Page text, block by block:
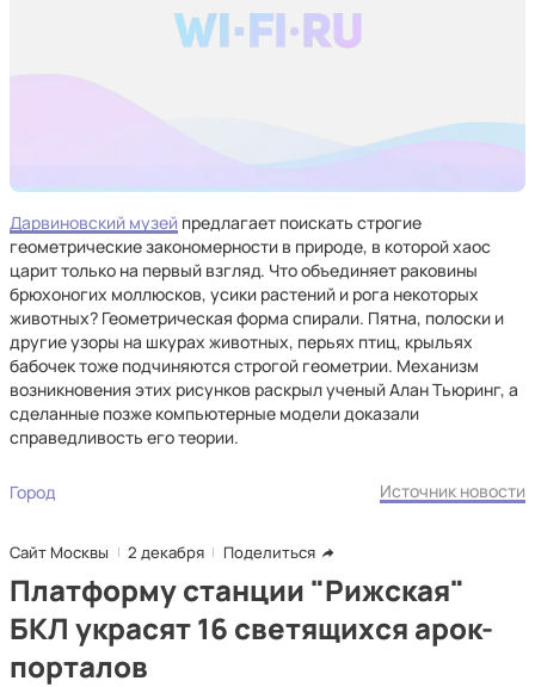
Дарвиновский музей предлагает поискать строгие
геометрические закономерности в природе, в которой хаос
царит только на первый взгляд. Что объединяет раковины
брюхоногих моллюсков, усики растений и рога некоторых
животных? Геометрическая форма спирали. Пятна, полоски и
другие узоры на шкурах животных, перьях птиц, крыльях
бабочек тоже подчиняются строгой геометрии. Механизм
возникновения этих рисунков раскрыл ученый Алан Тьюринг, а
сделанные позже компьютерные модели доказали
справедливость его теории.
Город Источник новости
Сайт Москвы 2 декабря Поделиться
Платформу станции "Рижская"
БКЛ украсят 16 светящихся арок-
порталов